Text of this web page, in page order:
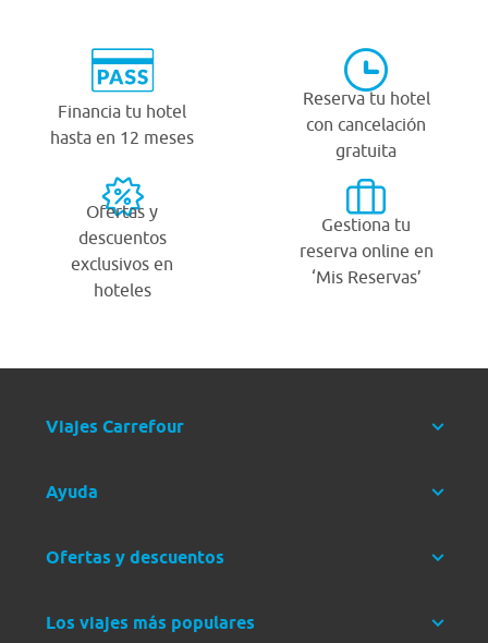
Financia tu hotel
hasta en 12 meses
Reserva tu hotel
con cancelación
gratuita
Ofertas y
descuentos
exclusivos en
hoteles
Gestiona tu
reserva online en
‘Mis Reservas’
Viajes Carrefour
Ayuda
Ofertas y descuentos
Los viajes más populares